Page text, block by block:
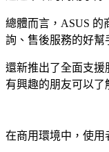
總體而言，ASUS 的
詢、售後服務的好幫
還新推出了全面支援
有興趣的朋友可以了
在商用環境中，使用